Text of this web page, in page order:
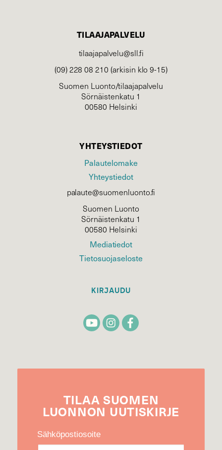
TILAAJAPALVELU
tilaajapalvelu@sll.fi
(09) 228 08 210 (arkisin klo 9-15)
Suomen Luonto/tilaajapalvelu
Sörnäistenkatu 1
00580 Helsinki
YHTEYSTIEDOT
Palautelomake
Yhteystiedot
palaute@suomenluonto.fi
Suomen Luonto
Sörnäistenkatu 1
00580 Helsinki
Mediatiedot
Tietosuojaseloste
KIRJAUDU
TILAA SUOMEN
LUONNON UUTIS­KIRJE
Sähköpostiosoite